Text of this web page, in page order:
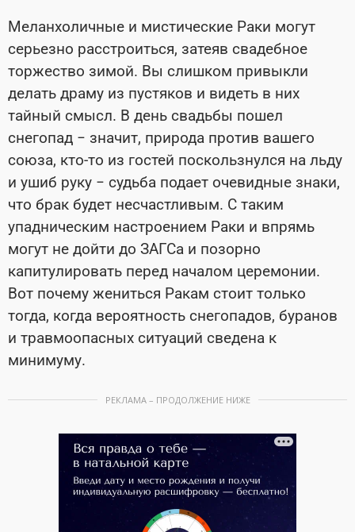
Меланхоличные и мистические Раки могут
серьезно расстроиться, затеяв свадебное
торжество зимой. Вы слишком привыкли
делать драму из пустяков и видеть в них
тайный смысл. В день свадьбы пошел
снегопад − значит, природа против вашего
союза, кто-то из гостей поскользнулся на льду
и ушиб руку − судьба подает очевидные знаки,
что брак будет несчастливым. С таким
упадническим настроением Раки и впрямь
могут не дойти до ЗАГСа и позорно
капитулировать перед началом церемонии.
Вот почему жениться Ракам стоит только
тогда, когда вероятность снегопадов, буранов
и травмоопасных ситуаций сведена к
минимуму.
РЕКЛАМА – ПРОДОЛЖЕНИЕ НИЖЕ